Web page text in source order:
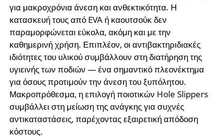
για μακροχρόνια άνεση και ανθεκτικότητα. Η
κατασκευή τους από EVA ή καουτσούκ δεν
παραμορφώνεται εύκολα, ακόμη και με την
καθημερινή χρήση. Επιπλέον, οι αντιβακτηριδιακές
ιδιότητες του υλικού συμβάλλουν στη διατήρηση της
υγιεινής των ποδιών — ένα σημαντικό πλεονέκτημα
για όσους προτιμούν την άνεση του ξυπόλητου.
Μακροπρόθεσμα, η επιλογή ποιοτικών Hole Slippers
συμβάλλει στη μείωση της ανάγκης για συχνές
αντικαταστάσεις, παρέχοντας εξαιρετική απόδοση
κόστους.